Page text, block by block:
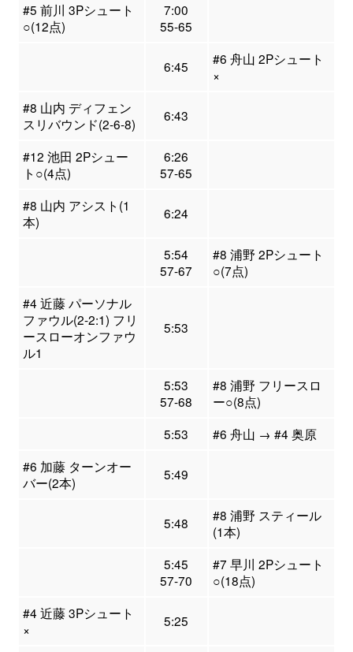
#5 前川 3Pシュート
○(12点)
7:00
55-65
6:45
#6 舟山 2Pシュート
×
#8 山内 ディフェン
スリバウンド(2-6-8)
6:43
#12 池田 2Pシュー
ト○(4点)
6:26
57-65
#8 山内 アシスト(1
本)
6:24
5:54
57-67
#8 浦野 2Pシュート
○(7点)
#4 近藤 パーソナル
ファウル(2-2:1) フリ
ースローオンファウ
ル1
5:53
5:53
57-68
#8 浦野 フリースロ
ー○(8点)
5:53
#6 舟山 → #4 奥原
#6 加藤 ターンオー
バー(2本)
5:49
5:48
#8 浦野 スティール
(1本)
5:45
57-70
#7 早川 2Pシュート
○(18点)
#4 近藤 3Pシュート
×
5:25